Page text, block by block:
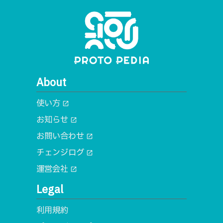
About
使い方 open_in_new
お知らせ open_in_new
お問い合わせ open_in_new
チェンジログ open_in_new
運営会社 open_in_new
Legal
利用規約